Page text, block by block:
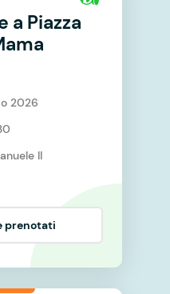
a Piazza
2026
II
prenotati